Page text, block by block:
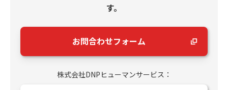
す。
お問合わせフォーム
株式会社DNPヒューマンサービス：